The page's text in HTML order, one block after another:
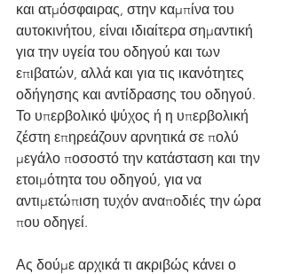
και ατμόσφαιρας, στην καμπίνα του
αυτοκινήτου, είναι ιδιαίτερα σημαντική
για την υγεία του οδηγού και των
επιβατών, αλλά και για τις ικανότητες
οδήγησης και αντίδρασης του οδηγού.
Το υπερβολικό ψύχος ή η υπερβολική
ζέστη επηρεάζουν αρνητικά σε πολύ
μεγάλο ποσοστό την κατάσταση και την
ετοιμότητα του οδηγού, για να
αντιμετώπιση τυχόν αναποδιές την ώρα
που οδηγεί.
Ας δούμε αρχικά τι ακριβώς κάνει ο